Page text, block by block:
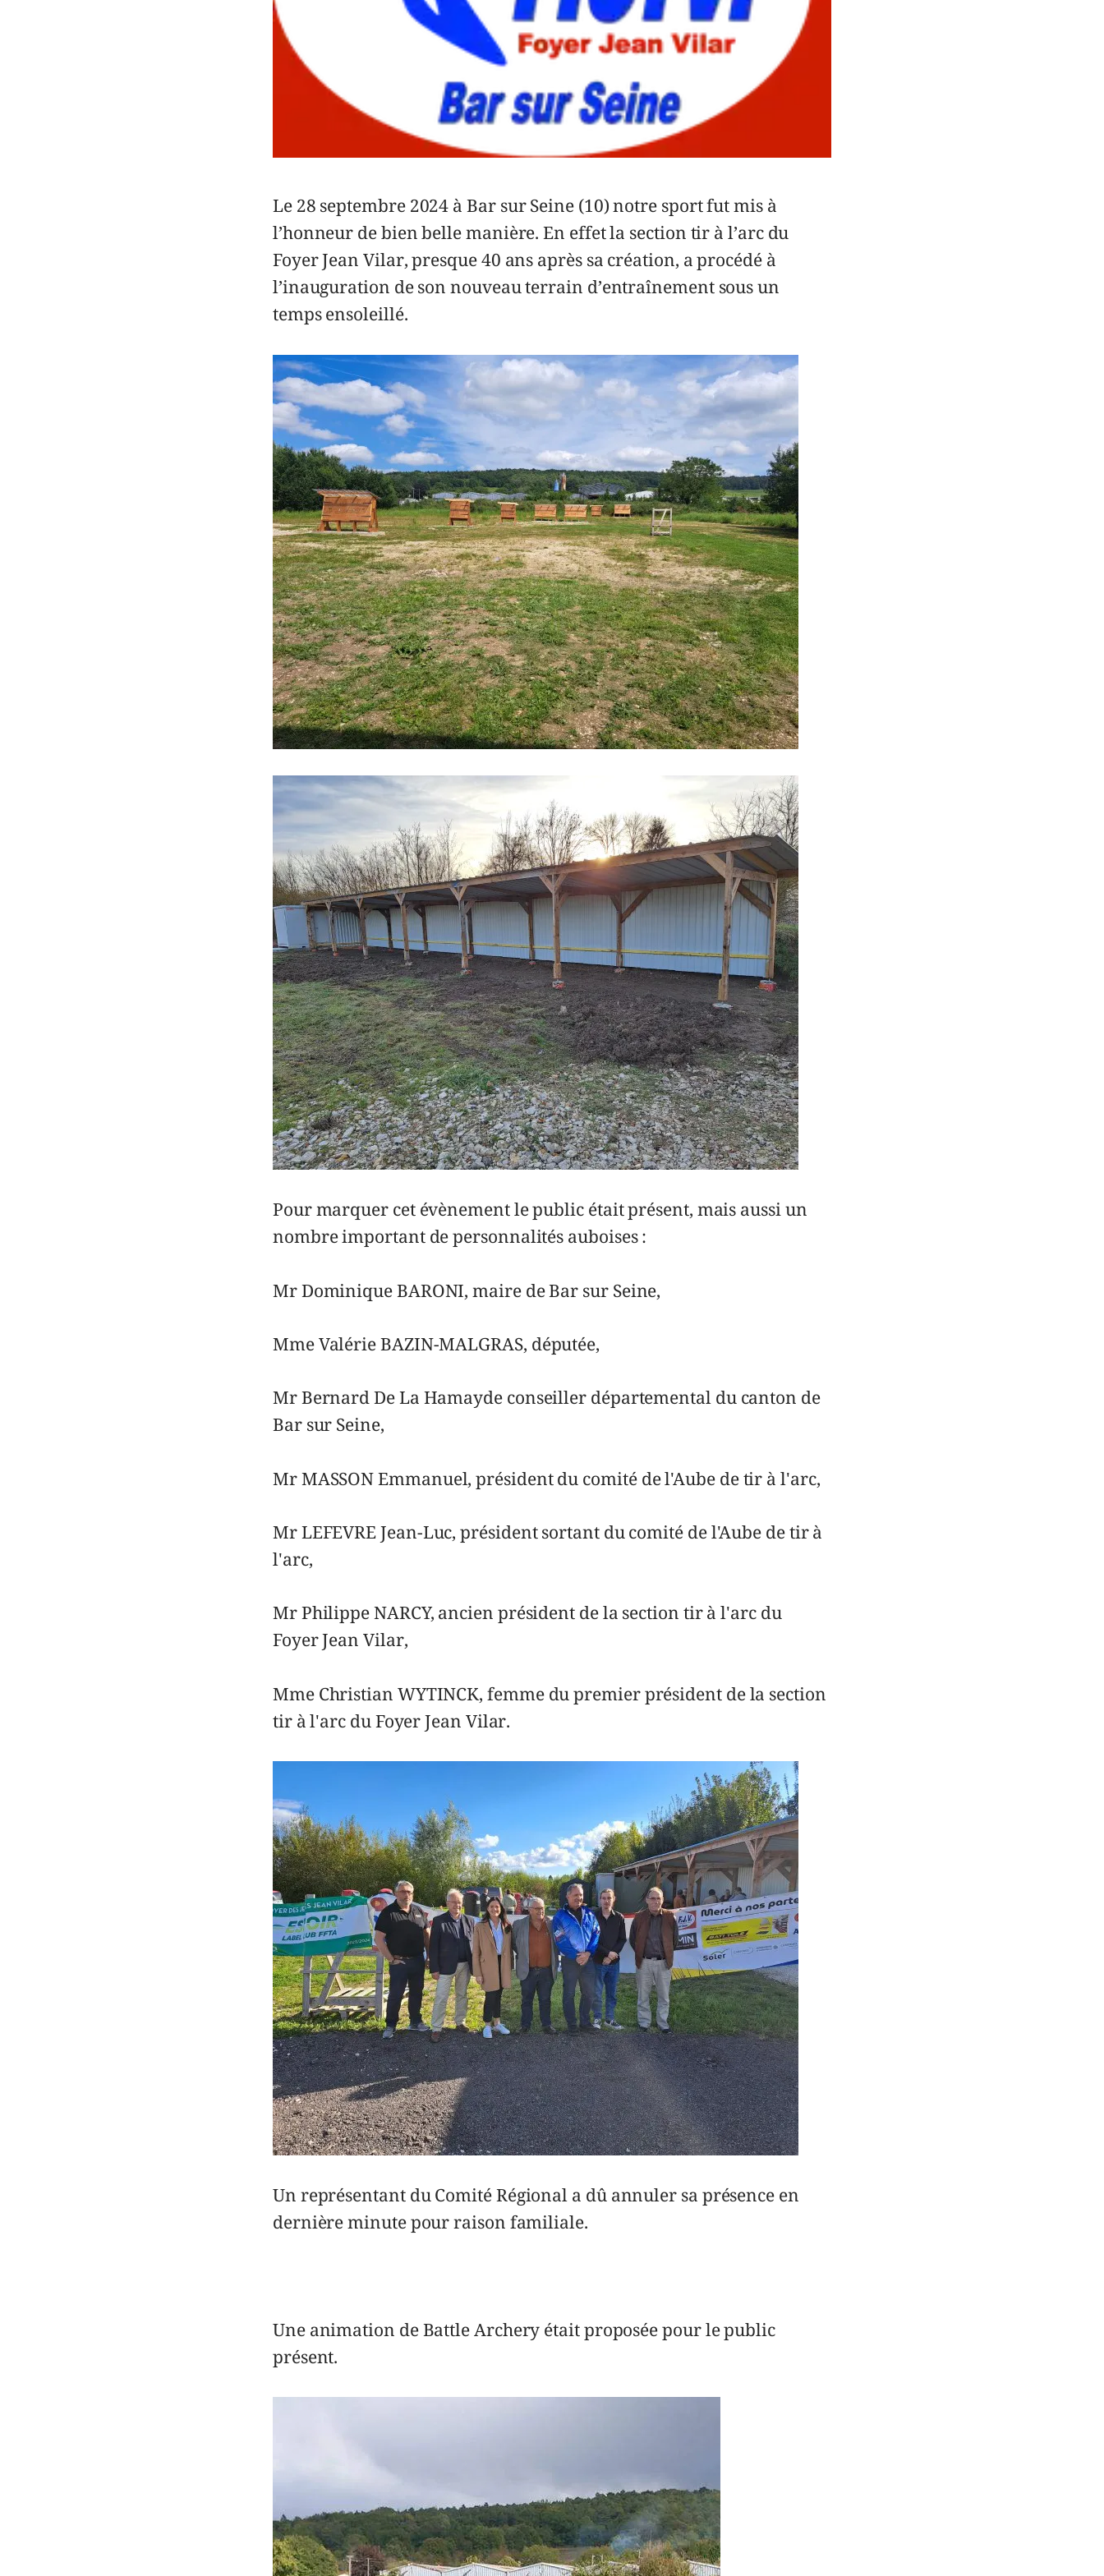
Le 28 septembre 2024 à Bar sur Seine (10) notre sport fut mis à
l’honneur de bien belle manière. En effet la section tir à l’arc du
Foyer Jean Vilar, presque 40 ans après sa création, a procédé à
l’inauguration de son nouveau terrain d’entraînement sous un
temps ensoleillé.
Pour marquer cet évènement le public était présent, mais aussi un
nombre important de personnalités auboises :
Mr Dominique BARONI, maire de Bar sur Seine,
Mme Valérie BAZIN-MALGRAS, députée,
Mr Bernard De La Hamayde conseiller départemental du canton de
Bar sur Seine,
Mr MASSON Emmanuel, président du comité de l'Aube de tir à l'arc,
Mr LEFEVRE Jean-Luc, président sortant du comité de l'Aube de tir à
l'arc,
Mr Philippe NARCY, ancien président de la section tir à l'arc du
Foyer Jean Vilar,
Mme Christian WYTINCK, femme du premier président de la section
tir à l'arc du Foyer Jean Vilar.
Un représentant du Comité Régional a dû annuler sa présence en
dernière minute pour raison familiale.
Une animation de Battle Archery était proposée pour le public
présent.